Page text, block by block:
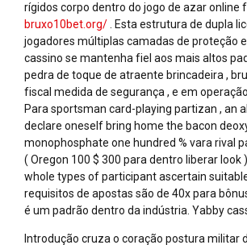
rígidos corpo dentro do jogo de azar online
bruxo10bet.org/ . Esta estrutura de dupla
jogadores múltiplas camadas de proteção
cassino se mantenha fiel aos mais altos
pedra de toque de atraente brincadeira ,
fiscal medida de segurança , e em
Para sportsman card-playing partizan , an
declare oneself bring home the bacon
monophosphate one hundred % vara rival
( Oregon 100 $ 300 para dentro liberar look
whole types of participant ascertain
requisitos de apostas são de 40x para
é um padrão dentro da indústria. Yabby
Introdução cruza o coração postura militar